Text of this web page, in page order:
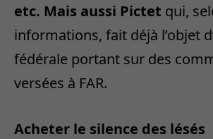
etc. Mais aussi Pictet qui,
informations, fait déjà l’objet
fédérale portant sur des
versées à FAR.
Acheter le silence des lésés